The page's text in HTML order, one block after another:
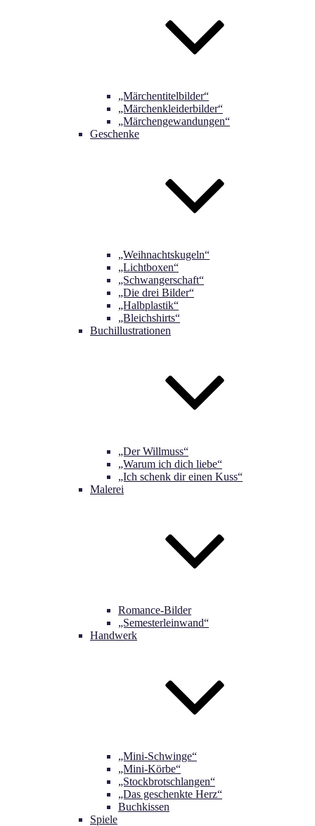
„Märchentitelbilder“
„Märchenkleiderbilder“
„Märchengewandungen“
Geschenke
„Weihnachtskugeln“
„Lichtboxen“
„Schwangerschaft“
„Die drei Bilder“
„Halbplastik“
„Bleichshirts“
Buchillustrationen
„Der Willmuss“
„Warum ich dich liebe“
„Ich schenk dir einen Kuss“
Malerei
Romance-Bilder
„Semesterleinwand“
Handwerk
„Mini-Schwinge“
„Mini-Körbe“
„Stockbrotschlangen“
„Das geschenkte Herz“
Buchkissen
Spiele